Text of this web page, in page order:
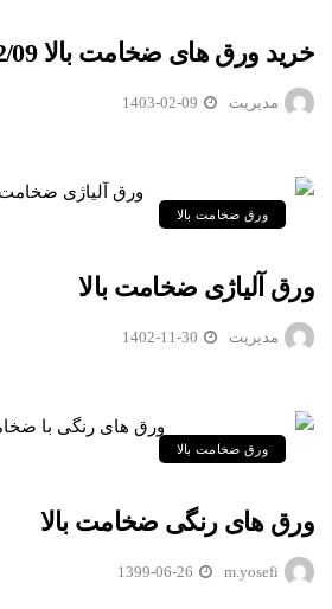
خرید ورق های ضخامت بالا 1403/02/09
مدیریت 1403-02-09
ورق ضخامت بالا
ورق آلیاژی ضخامت بالا
مدیریت 1402-11-30
ورق ضخامت بالا
ورق های رنگی ضخامت بالا
m.yosefi
1399-06-26